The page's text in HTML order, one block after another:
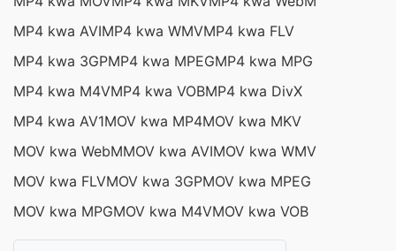
MP4 kwa AVIMP4 kwa WMVMP4 kwa FLV
MP4 kwa 3GPMP4 kwa MPEGMP4 kwa MPG
MP4 kwa M4VMP4 kwa VOBMP4 kwa DivX
MP4 kwa AV1MOV kwa MP4MOV kwa MKV
MOV kwa WebMMOV kwa AVIMOV kwa WMV
MOV kwa FLVMOV kwa 3GPMOV kwa MPEG
MOV kwa MPGMOV kwa M4VMOV kwa VOB